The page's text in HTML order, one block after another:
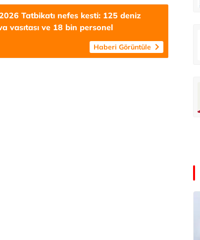
Tatbikatı nefes kesti: 125 deniz
vasıtası ve 18 bin personel
Haberi Görüntüle